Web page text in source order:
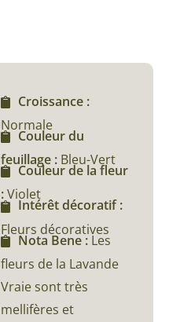
Croissance :
Normale
Couleur du
feuillage : Bleu-Vert
Couleur de la fleur
:Violet
Intérêt décoratif :
Fleurs décoratives
Nota Bene :Les
fleurs de la Lavande
Vraie sont très
mellifères et